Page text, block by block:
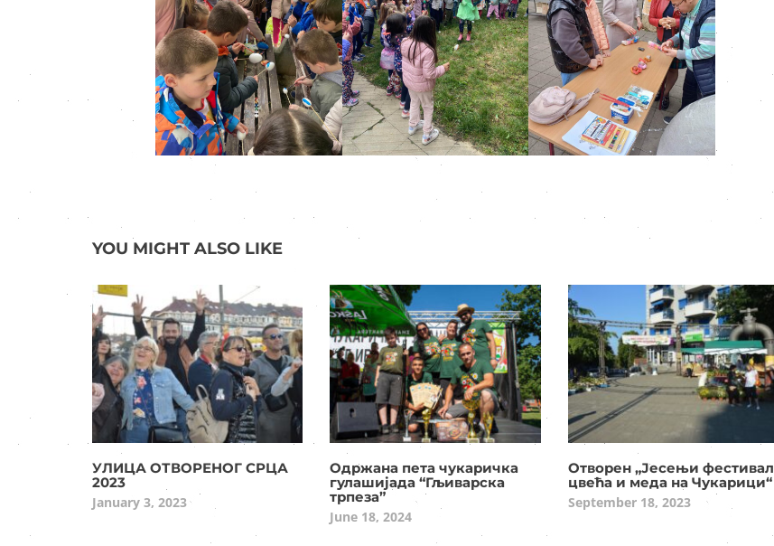
YOU MIGHT ALSO LIKE
УЛИЦА ОТВОРЕНОГ СРЦА
2023
January 3, 2023
Одржана пета чукаричка
гулашијада “Гљиварска
трпеза”
June 18, 2024
Отворен „Јесењи фестивал
цвећа и меда на Чукарици“
September 18, 2023